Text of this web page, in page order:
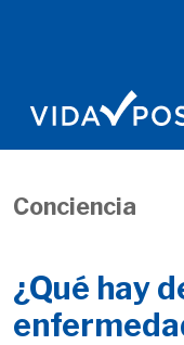
Conciencia
¿Qué hay